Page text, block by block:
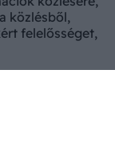
közlésből,
felelősséget,